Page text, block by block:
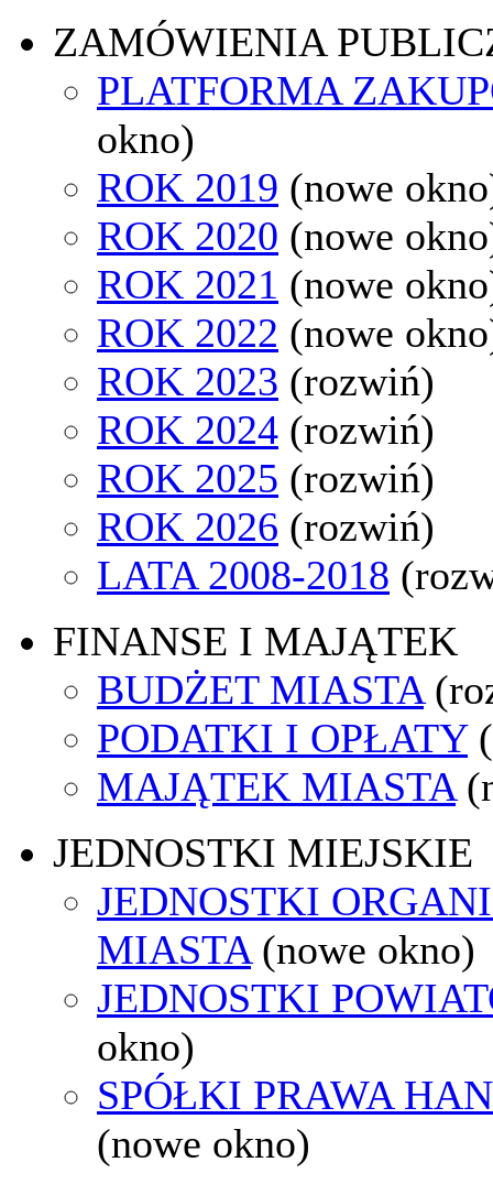
ZAMÓWIENIA
PLATFORMA
okno)
ROK 2019 (nowe
ROK 2020 (nowe
ROK 2021 (nowe
ROK 2022 (nowe
ROK 2023 (rozwiń)
ROK 2024 (rozwiń)
ROK 2025 (rozwiń)
ROK 2026 (rozwiń)
LATA 2008-2018
FINANSE I MAJĄTEK
BUDŻET MIASTA
PODATKI I OPŁATY
MAJĄTEK MIASTA
JEDNOSTKI MIEJSKIE
JEDNOSTKI
MIASTA (nowe okno)
JEDNOSTKI
okno)
SPÓŁKI PRAWA
(nowe okno)